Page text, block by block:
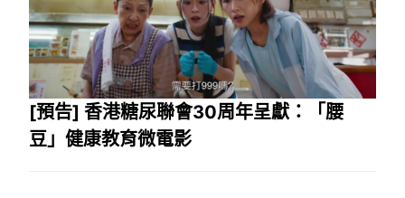
[預告] 香港糖尿聯會30周年呈獻：「腰
豆」健康教育微電影